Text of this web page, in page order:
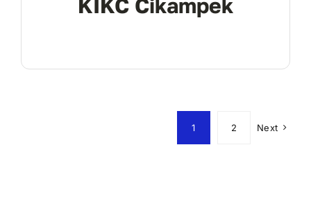
KIKC Cikampek
1 2 Next